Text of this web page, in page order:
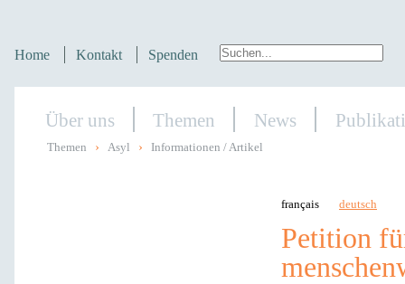
Home Kontakt Spenden
Über uns Themen News
Themen › Asyl › Informationen / Artikel
deutsch
français
Petition